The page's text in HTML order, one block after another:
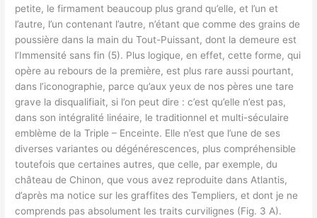
petite, le firmament beaucoup plus grand qu’elle, et l’un et
l’autre, l’un contenant l’autre, n’étant que comme des grains de
poussière dans la main du Tout-Puissant, dont la demeure est
l’Immensité sans fin (5). Plus logique, en effet, cette forme, qui
opère au rebours de la première, est plus rare aussi pourtant,
dans l’iconographie, parce qu’aux yeux de nos pères une tare
grave la disqualifiait, si l’on peut dire : c’est qu’elle n’est pas,
dans son intégralité linéaire, le traditionnel et multi-séculaire
emblème de la Triple – Enceinte. Elle n’est que l’une de ses
diverses variantes ou dégénérescences, plus compréhensible
toutefois que certaines autres, que celle, par exemple, du
château de Chinon, que vous avez reproduite dans Atlantis,
d’après ma notice sur les graffites des Templiers, et dont je ne
comprends pas absolument les traits curvilignes (Fig. 3 A).